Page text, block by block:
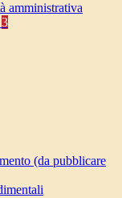
amministrativa
3
(da pubblicare